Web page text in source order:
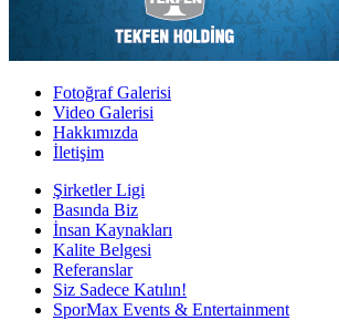
Fotoğraf Galerisi
Video Galerisi
Hakkımızda
İletişim
Şirketler Ligi
Basında Biz
İnsan Kaynakları
Kalite Belgesi
Referanslar
Siz Sadece Katılın!
SporMax Events & Entertainment